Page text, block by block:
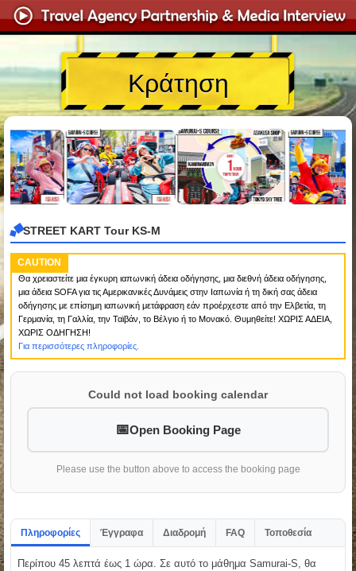
Κράτηση
STREET KART Tour KS-M
CAUTION
Θα χρειαστείτε μια έγκυρη ιαπωνική άδεια οδήγησης, μια διεθνή άδεια οδήγησης,
μια άδεια SOFA για τις Αμερικανικές Δυνάμεις στην Ιαπωνία ή τη δική σας άδεια
οδήγησης με επίσημη ιαπωνική μετάφραση εάν προέρχεστε από την Ελβετία, τη
Γερμανία, τη Γαλλία, την Ταϊβάν, το Βέλγιο ή το Μονακό. Θυμηθείτε! ΧΩΡΙΣ ΑΔΕΙΑ,
ΧΩΡΙΣ ΟΔΗΓΗΣΗ!
Για περισσότερες πληροφορίες.
Could not load booking calendar
Open Booking Page
Please use the button above to access the booking page
Πληροφορίες Έγγραφα Διαδρομή FAQ Τοποθεσία
Περίπου 45 λεπτά έως 1 ώρα. Σε αυτό το μάθημα Samurai-S, θα